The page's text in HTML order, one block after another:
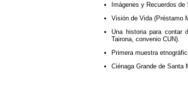
Imágenes y Recuerdos de
Visión de Vida (Préstamo
Una historia para contar
Tairona, convenio CUN).
Primera muestra
Ciénaga Grande de Santa